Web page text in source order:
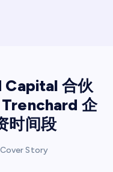
Capital 合伙
Trenchard 企
时间段
Story